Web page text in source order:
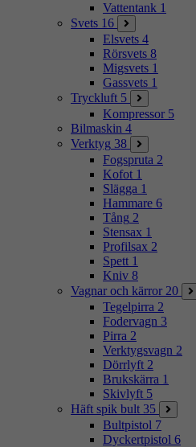
Vattentank 1
Svets 16
Elsvets 4
Rörsvets 8
Migsvets 1
Gassvets 1
Tryckluft 5
Kompressor 5
Bilmaskin 4
Verktyg 38
Fogspruta 2
Kofot 1
Slägga 1
Hammare 6
Tång 2
Stensax 1
Profilsax 2
Spett 1
Kniv 8
Vagnar och kärror 20
Tegelpirra 2
Fodervagn 3
Pirra 2
Verktygsvagn 2
Dörrlyft 2
Brukskärra 1
Skivlyft 5
Häft spik bult 35
Bultpistol 7
Dyckertpistol 6